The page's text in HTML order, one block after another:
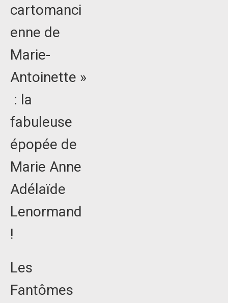
cartomanci
enne de
Marie-
Antoinette »
: la
fabuleuse
épopée de
Marie Anne
Adélaïde
Lenormand
!
Les
Fantômes